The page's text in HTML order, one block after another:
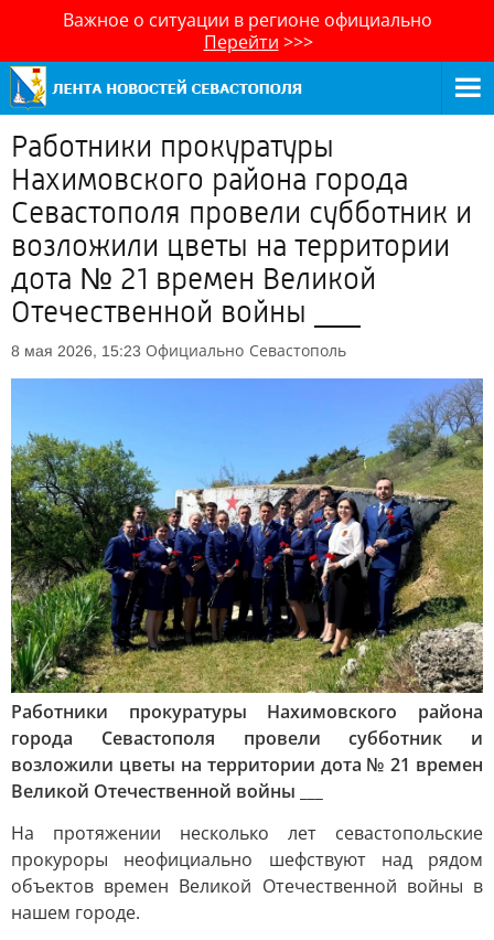
Важное о ситуации в регионе официально
Перейти >>>
Работники прокуратуры
Нахимовского района города
Севастополя провели субботник и
возложили цветы на территории
дота № 21 времен Великой
Отечественной войны ___
8 мая 2026, 15:23 Официально Севастополь
Работники прокуратуры Нахимовского района
города Севастополя провели субботник и
возложили цветы на территории дота № 21 времен
Великой Отечественной войны ___
На протяжении несколько лет севастопольские
прокуроры неофициально шефствуют над рядом
объектов времен Великой Отечественной войны в
нашем городе.